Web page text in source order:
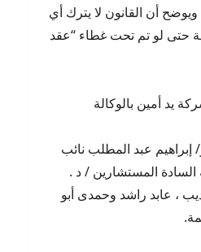
أن القانون لا يترك أي
حتى لو تم تحت غطاء “عقد
يد أمين بالوكالة
إبراهيم عبد المطلب نائب
المستشارين / د .
، عابد راشد وحمدى أبو